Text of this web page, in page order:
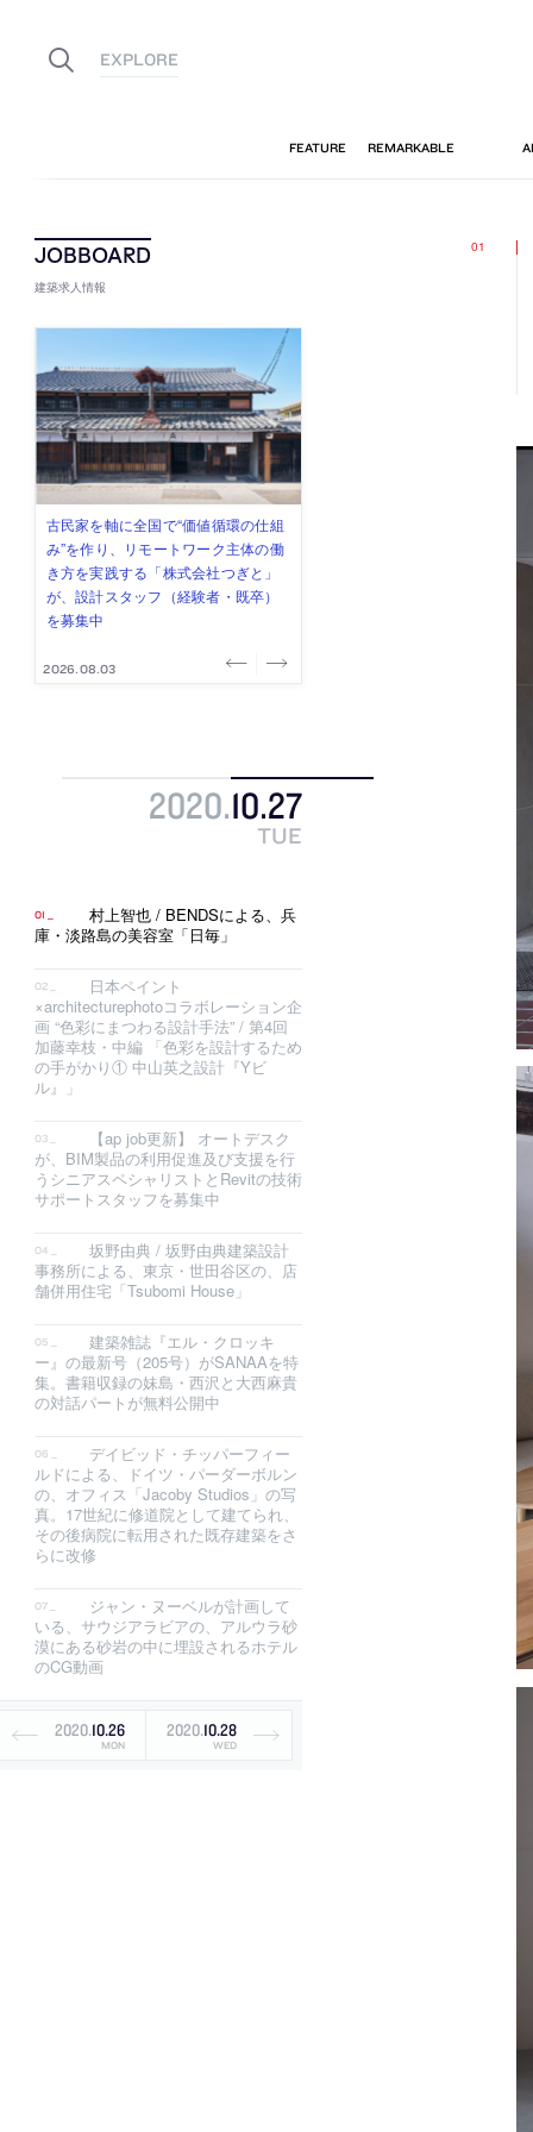
建築求人情報
古民家を軸に全国で“価値循環の仕組
み”を作り、リモートワーク主体の働
き方を実践する「株式会社つぎと」
が、設計スタッフ（経験者・既卒）
を募集中
2026.08.03
リノベる株式会社が、設計パートナ
ー (業務委託) を募集中
2026.08.03
社会への影響力のある建築を手掛
け、スタッフ同士で助け合う環境づ
くりも行う「E.A.S.T.architects」
が、設計スタッフ（経験者・既卒・
2027年新卒）を募集中
2026.07.31
代官山を拠点に活動する「梅澤竜也 /
ALA INC.」が、設計スタッフ・アル
バイト・事務職を募集中
2026.07.30
住宅や共同住宅などを手掛け、“合理
的でシンプルなデザイン”を志向する
「PANDA：山本浩三建築設計事務
所」が、設計スタッフ（経験者・既
卒・2027年新卒）を募集中
2026.07.29
2020.10.27
TUE
村上智也 / BENDSによる、兵
庫・淡路島の美容室「日毎」
日本ペイント
×architecturephotoコラボレーション企
画 “色彩にまつわる設計手法” / 第4回
加藤幸枝・中編 「色彩を設計するため
の手がかり① 中山英之設計『Yビ
ル』」
【ap job更新】 オートデスク
が、BIM製品の利用促進及び支援を行
うシニアスペシャリストとRevitの技術
サポートスタッフを募集中
坂野由典 / 坂野由典建築設計
事務所による、東京・世田谷区の、店
舗併用住宅「Tsubomi House」
建築雑誌『エル・クロッキ
ー』の最新号（205号）がSANAAを特
集。書籍収録の妹島・西沢と大西麻貴
の対話パートが無料公開中
デイビッド・チッパーフィー
ルドによる、ドイツ・パーダーボルン
の、オフィス「Jacoby Studios」の写
真。17世紀に修道院として建てられ、
その後病院に転用された既存建築をさ
らに改修
ジャン・ヌーベルが計画して
いる、サウジアラビアの、アルウラ砂
漠にある砂岩の中に埋設されるホテル
のCG動画
2020.10.26
MON
2020.10.28
WED